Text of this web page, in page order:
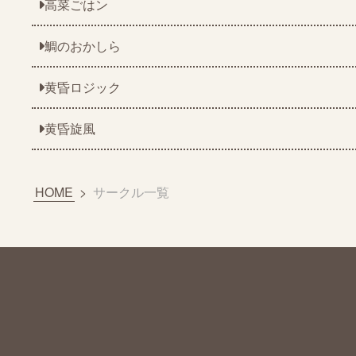
高菜ごはン
鯛のおかしら
黄昏ロジック
黄昏旋風
HOME > サークル一覧